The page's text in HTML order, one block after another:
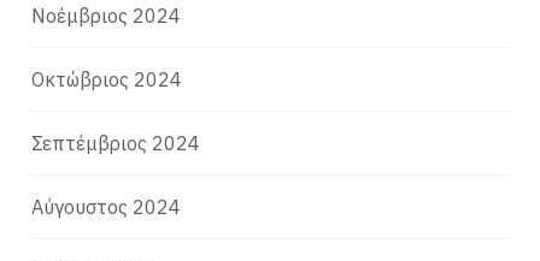
Νοέμβριος 2024
Οκτώβριος 2024
Σεπτέμβριος 2024
Αύγουστος 2024